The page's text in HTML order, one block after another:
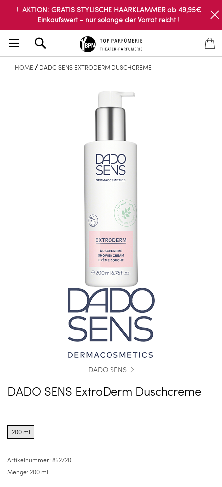
! AKTION: GRATIS STYLISCHE HAARKLAMMER ab 49,95€
Einkaufswert - nur solange der Vorrat reicht !
HOME DADO SENS EXTRODERM DUSCHCREME
DADO SENS
DADO SENS ExtroDerm Duschcreme
options
for
200 ml
Artikelnummer: 852720
Menge: 200 ml